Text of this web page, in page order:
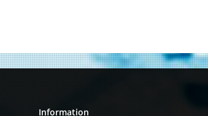
Information